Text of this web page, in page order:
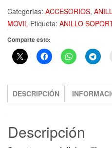
Categorías: ACCESORIOS,
MOVIL Etiqueta: ANILLO
Comparte esto:
DESCRIPCIÓN
Descripción